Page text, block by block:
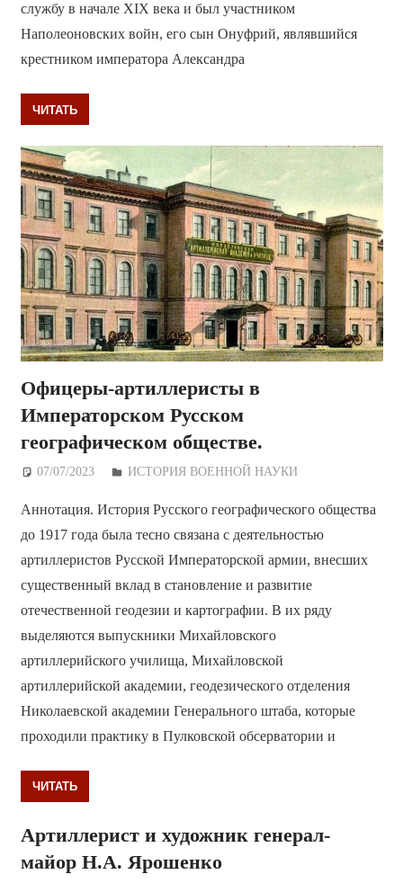
службу в начале XIX века и был участником
Наполеоновских войн, его сын Онуфрий, являвшийся
крестником императора Александра
ЧИТАТЬ
Офицеры-артиллеристы в
Императорском Русском
географическом обществе.
07/07/2023 Дежурный по Редакции
ИСТОРИЯ ВОЕННОЙ НАУКИ
Аннотация. История Русского географического общества
до 1917 года была тесно связана с деятельностью
артиллеристов Русской Императорской армии, внесших
существенный вклад в становление и развитие
отечественной геодезии и картографии. В их ряду
выделяются выпускники Михайловского
артиллерийского училища, Михайловской
артиллерийской академии, геодезического отделения
Николаевской академии Генерального штаба, которые
проходили практику в Пулковской обсерватории и
ЧИТАТЬ
Артиллерист и художник генерал-
майор Н.А. Ярошенко